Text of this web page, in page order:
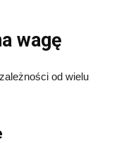
wagę
od wielu